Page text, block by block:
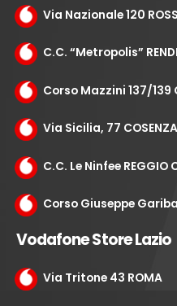
Via Nazionale 120
C.C. “Metropolis”
Corso Mazzini 137/139
Via Sicilia, 77 COSENZA
C.C. Le Ninfee REGGIO
Corso Giuseppe
Vodafone Store Lazio
Via Tritone 43 ROMA